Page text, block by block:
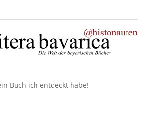
Buch ich entdeckt habe!